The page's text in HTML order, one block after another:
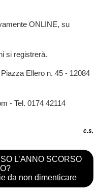
ONLINE, su
si registrerà.
Ellero n. 45 - 12084
- Tel. 0174 42114
c.s.
L’ANNO SCORSO
da non dimenticare